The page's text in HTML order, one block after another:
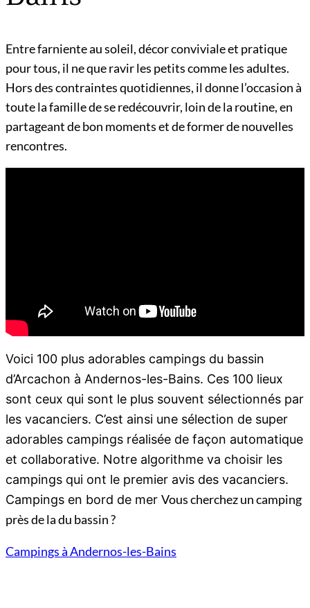
Entre farniente au soleil, décor conviviale et pratique
pour tous, il ne que ravir les petits comme les adultes.
Hors des contraintes quotidiennes, il donne l’occasion à
toute la famille de se redécouvrir, loin de la routine, en
partageant de bon moments et de former de nouvelles
rencontres.
Voici 100 plus adorables campings du bassin
d’Arcachon à Andernos-les-Bains. Ces 100 lieux
sont ceux qui sont le plus souvent sélectionnés par
les vacanciers. C’est ainsi une sélection de super
adorables campings réalisée de façon automatique
et collaborative. Notre algorithme va choisir les
campings qui ont le premier avis des vacanciers.
Campings en bord de mer Vous cherchez un camping
près de la du bassin ?
Campings à Andernos-les-Bains